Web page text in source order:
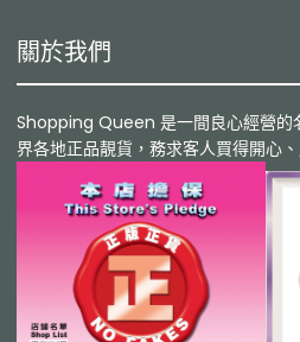
關於我們
Shopping Queen 是一間良心經營的
界各地正品靚貨，務求客人買得開心